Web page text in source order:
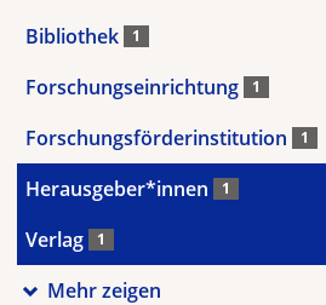
Bibliothek 1
Forschungseinrichtung 1
Forschungsförderinstitution 1
Herausgeber*innen 1
Verlag 1
Mehr zeigen